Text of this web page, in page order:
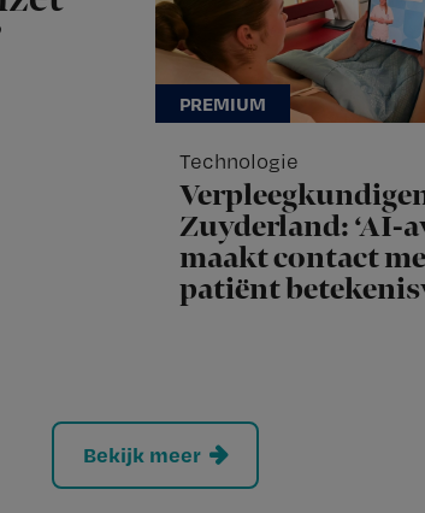
Technologie
Zuyderland: ‘AI-
maakt contact
patiënt
Bekijk meer